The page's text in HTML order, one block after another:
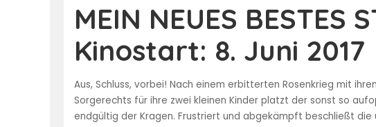
MEIN NEUES BESTES
Kinostart: 8. Juni 2017
Aus, Schluss, vorbei! Nach einem erbitterten Rosenkrieg mit
Sorgerechts für ihre zwei kleinen Kinder platzt der sonst so
endgültig der Kragen. Frustriert und abgekämpft beschließt